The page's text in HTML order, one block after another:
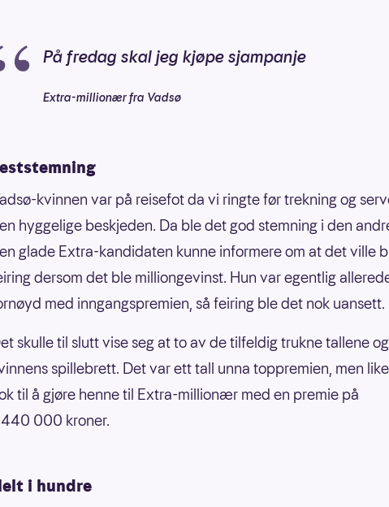
På fredag skal jeg kjøpe sjampanje
Extra-millionær fra Vadsø
kvinnen var på reisefot da vi ringte før trekning og
hyggelige beskjeden. Da ble det god stemning i den
glade Extra-kandidaten kunne informere om at det ville
dersom det ble milliongevinst. Hun var egentlig
med inngangspremien, så feiring ble det nok uansett.
skulle til slutt vise seg at to av de tilfeldig trukne tallene
spillebrett. Det var ett tall unna toppremien, men
til å gjøre henne til Extra-millionær med en premie på
440 000 kroner.
i hundre